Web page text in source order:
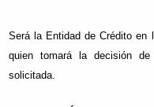
Será la Entidad de Crédito en
quien tomará la decisión
solicitada.